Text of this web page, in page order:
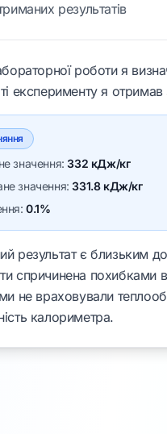
результатів
роботи я
експерименту я отримав
значення:332 кДж/кг
значення: 331.8кДж/кг
0.1%
результат є близьким
спричинена похибками
не враховували
калориметра.